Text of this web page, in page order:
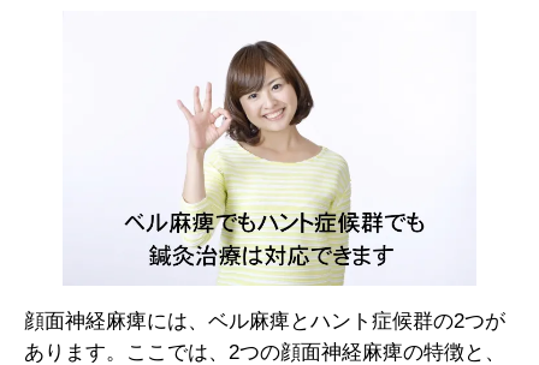
顔面神経麻痺には、ベル麻痺とハント症候群の2つが
あります。ここでは、2つの顔面神経麻痺の特徴と、